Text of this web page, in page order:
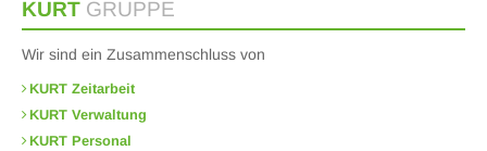
KURT GRUPPE
Wir sind ein Zusammenschluss von
KURT Zeitarbeit
KURT Verwaltung
KURT Personal